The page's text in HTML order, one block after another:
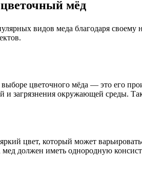
мёд
видов меда благодаря
цветочного мёда — это его
загрязнения окружающей среды.
цвет, который может
должен иметь однородную